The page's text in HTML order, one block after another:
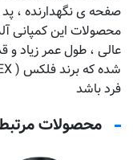
صفحه‌ ی نگهدارنده ،
محصولات این کمپانی
عالی ، طول عمر زیاد و
فرد باشد
محصولات